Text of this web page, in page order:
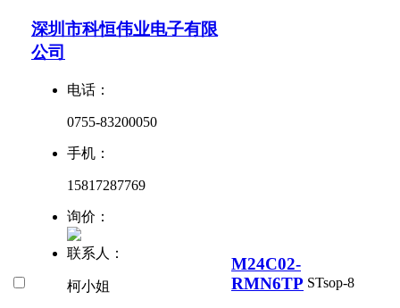
深圳市科恒伟业电子有限
公司
电话：
0755-83200050
手机：
15817287769
询价：
联系人：
柯小姐
M24C02-
RMN6TP STsop-8